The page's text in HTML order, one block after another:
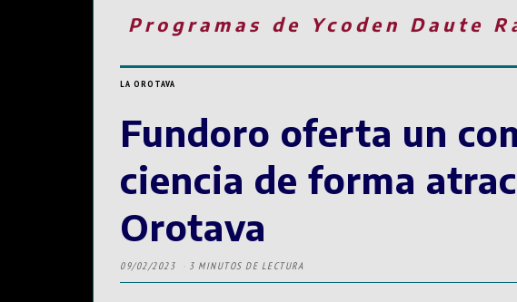
Programas de Ycoden Daute
LA OROTAVA
Fundoro oferta un
ciencia de forma
Orotava
09/02/2023 3 MINUTOS DE LECTURA